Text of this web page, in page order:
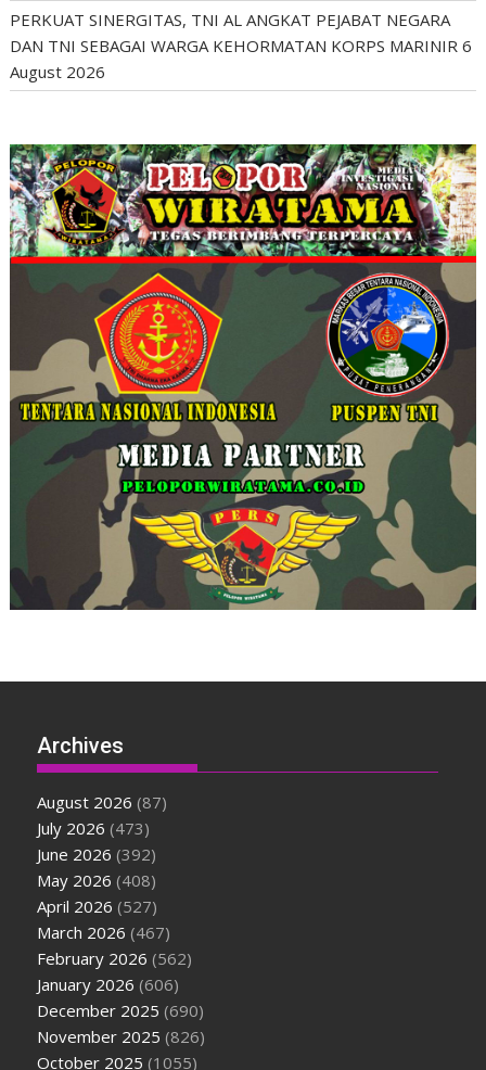
PERKUAT SINERGITAS, TNI AL ANGKAT PEJABAT NEGARA
DAN TNI SEBAGAI WARGA KEHORMATAN KORPS MARINIR 6
August 2026
Archives
August 2026 (87)
July 2026 (473)
June 2026 (392)
May 2026 (408)
April 2026 (527)
March 2026 (467)
February 2026 (562)
January 2026 (606)
December 2025 (690)
November 2025 (826)
October 2025 (1055)